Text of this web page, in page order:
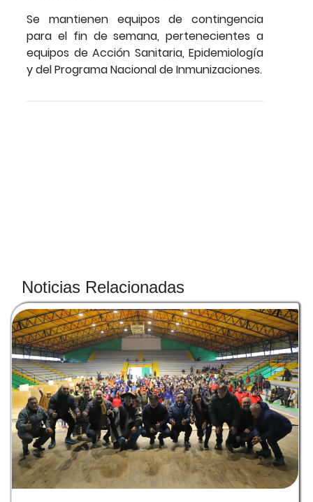
Se mantienen equipos de contingencia
para el fin de semana, pertenecientes a
equipos de Acción Sanitaria, Epidemiología
y del Programa Nacional de Inmunizaciones.
Noticias Relacionadas